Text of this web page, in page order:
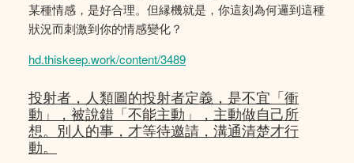
某種情感，是好合理。但縁機就是，你這刻為何邏到這種
狀況而刺激到你的情感變化？
hd.thiskeep.work/content/3489
投射者，人類圖的投射者定義，是不宜「衝
動」，被說錯「不能主動」，主動做自己所
想。別人的事，才等待邀請，溝通清楚才行
動。